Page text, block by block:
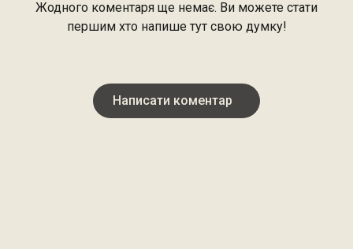
Жодного коментаря ще немає. Ви можете стати
першим хто напише тут свою думку!
Написати коментар